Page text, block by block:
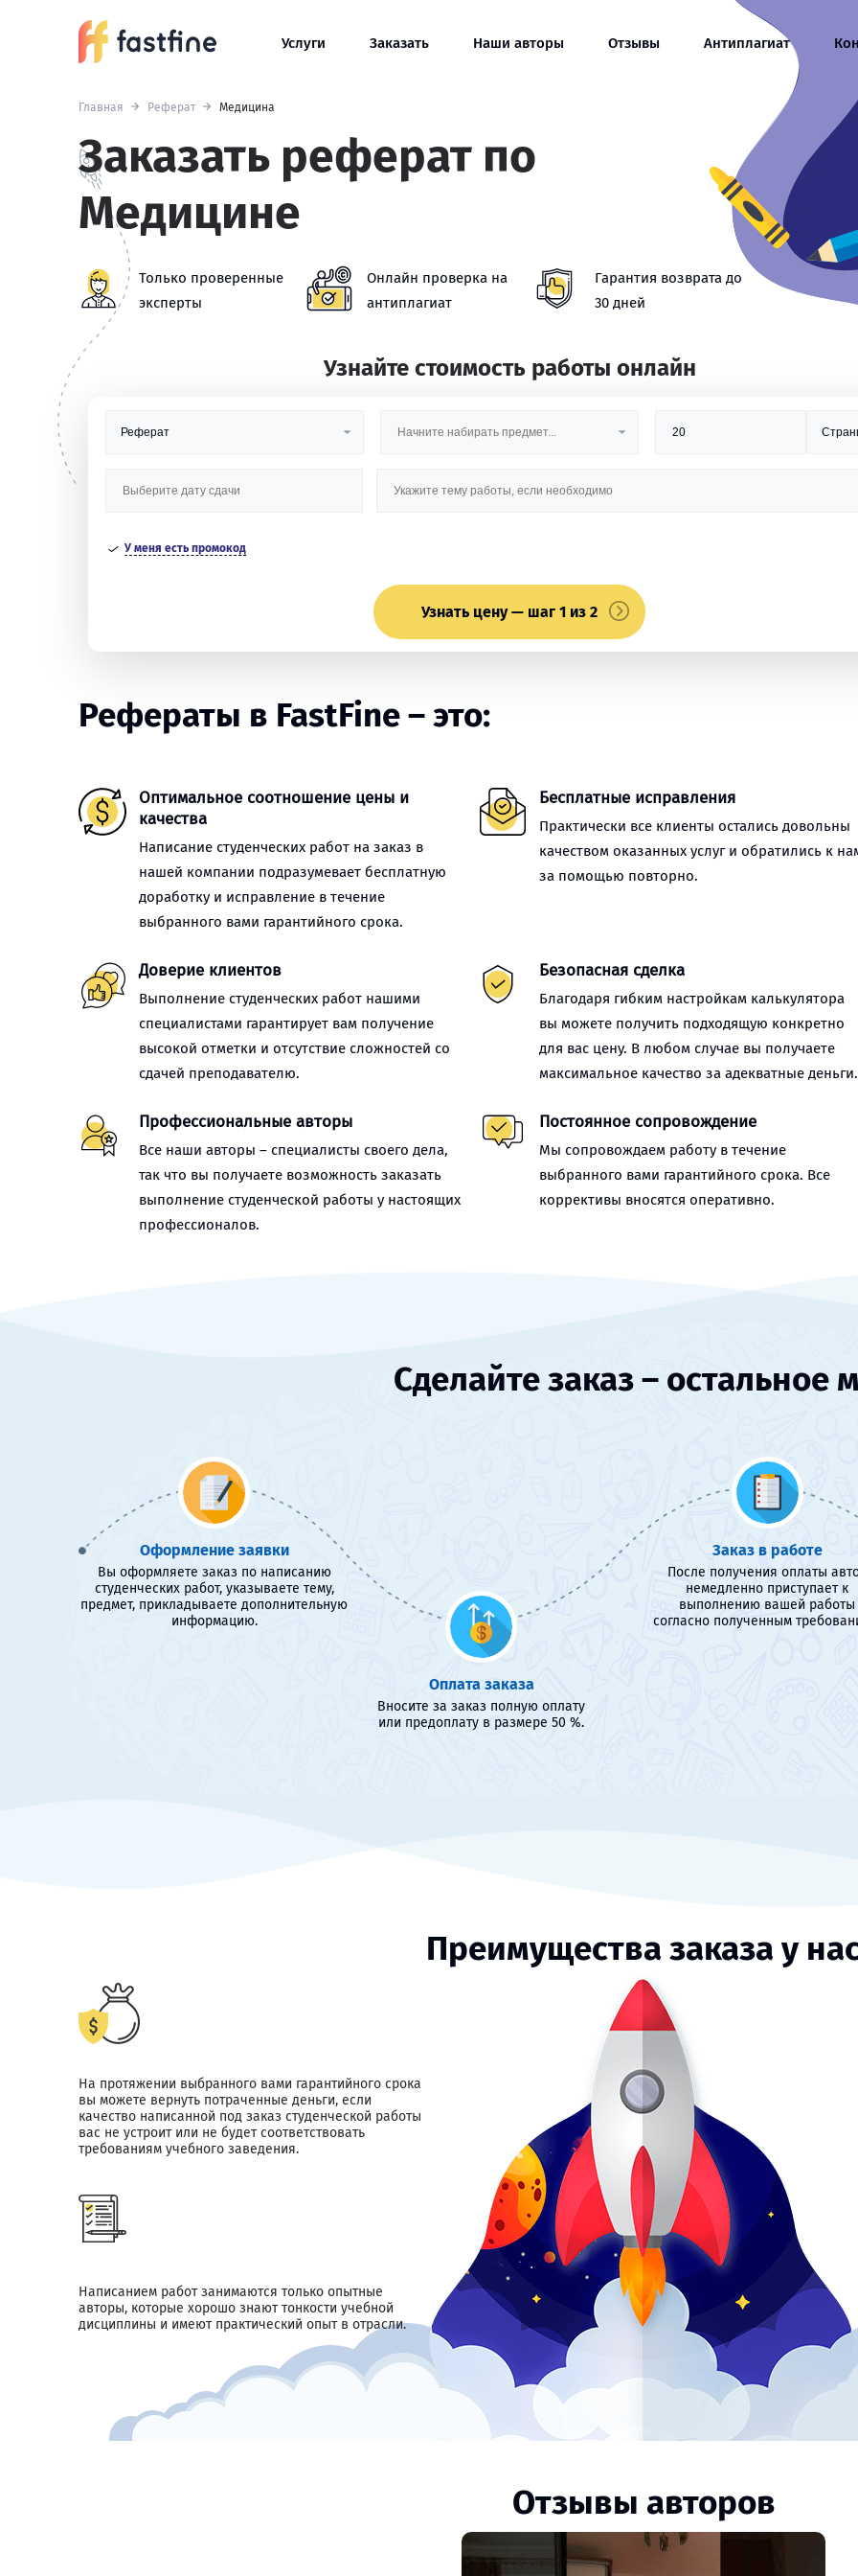
Услуги Заказать Наши авторы Отзывы Антиплагиат
Главная Реферат Медицина
Заказать реферат по
Медицине
Только проверенные
эксперты
Онлайн проверка на
антиплагиат
Гарантия возврата до
30 дней
Узнайте стоимость работы онлайн
У меня есть промокод
Узнать цену — шаг 1 из 2
Рефераты в FastFine – это:
Оптимальное соотношение цены и
качества
Написание студенческих работ на заказ в
нашей компании подразумевает бесплатную
доработку и исправление в течение
выбранного вами гарантийного срока.
Бесплатные исправления
Практически все клиенты остались довольны
качеством оказанных услуг и обратились к
за помощью повторно.
Доверие клиентов
Выполнение студенческих работ нашими
специалистами гарантирует вам получение
высокой отметки и отсутствие сложностей со
сдачей преподавателю.
Безопасная сделка
Благодаря гибким настройкам калькулятора
вы можете получить подходящую конкретно
для вас цену. В любом случае вы получаете
максимальное качество за адекватные деньги.
Профессиональные авторы
Все наши авторы – специалисты своего дела,
так что вы получаете возможность заказать
выполнение студенческой работы у настоящих
профессионалов.
Постоянное сопровождение
Мы сопровождаем работу в течение
выбранного вами гарантийного срока. Все
коррективы вносятся оперативно.
Сделайте заказ – остальное
Оформление заявки
Вы оформляете заказ по написанию
студенческих работ, указываете тему,
предмет, прикладываете дополнительную
информацию.
Оплата заказа
Вносите за заказ полную оплату
или предоплату в размере 50 %.
Заказ в работе
После получения оплаты
немедленно приступает к
выполнению вашей работы
согласно полученным
Преимущества заказа у
На протяжении выбранного вами гарантийного срока
вы можете вернуть потраченные деньги, если
качество написанной под заказ студенческой работы
вас не устроит или не будет соответствовать
требованиям учебного заведения.
Написанием работ занимаются только опытные
авторы, которые хорошо знают тонкости учебной
дисциплины и имеют практический опыт в отрасли.
Отзывы авторов